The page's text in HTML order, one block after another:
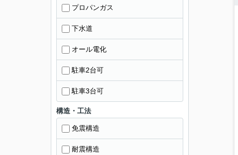
プロパンガス
下水道
オール電化
駐車2台可
駐車3台可
構造・工法
免震構造
耐震構造